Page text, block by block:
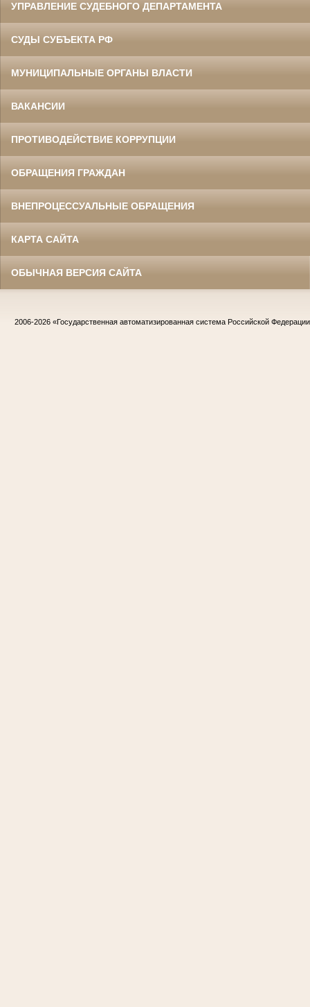
УПРАВЛЕНИЕ СУДЕБНОГО ДЕПАРТАМЕНТА
СУДЫ СУБЪЕКТА РФ
МУНИЦИПАЛЬНЫЕ ОРГАНЫ ВЛАСТИ
ВАКАНСИИ
ПРОТИВОДЕЙСТВИЕ КОРРУПЦИИ
ОБРАЩЕНИЯ ГРАЖДАН
ВНЕПРОЦЕССУАЛЬНЫЕ ОБРАЩЕНИЯ
КАРТА САЙТА
ОБЫЧНАЯ ВЕРСИЯ САЙТА
2006-2026 «Государственная автоматизированная система Российской